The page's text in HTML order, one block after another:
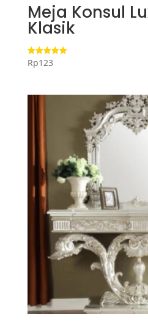
Meja Konsul
Klasik
Dinilai
5.00
Rp123